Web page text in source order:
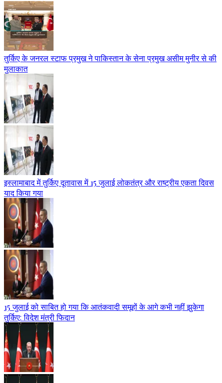
तुर्किए के जनरल स्टाफ प्रमुख ने पाकिस्तान के सेना प्रमुख असीम मुनीर से की
मुलाकात
इस्लामाबाद में तुर्किए दूतावास में 15 जुलाई लोकतंत्र और राष्ट्रीय एकता दिवस
याद किया गया
15 जुलाई को साबित हो गया कि आतंकवादी समूहों के आगे कभी नहीं झुकेगा
तुर्किए: विदेश मंत्री फिदान